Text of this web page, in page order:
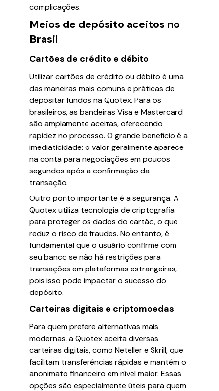
complicações.
Meios de depósito aceitos no
Brasil
Cartões de crédito e débito
Utilizar cartões de crédito ou débito é uma
das maneiras mais comuns e práticas de
depositar fundos na Quotex. Para os
brasileiros, as bandeiras Visa e Mastercard
são amplamente aceitas, oferecendo
rapidez no processo. O grande benefício é a
imediaticidade: o valor geralmente aparece
na conta para negociações em poucos
segundos após a confirmação da
transação.
Outro ponto importante é a segurança. A
Quotex utiliza tecnologia de criptografia
para proteger os dados do cartão, o que
reduz o risco de fraudes. No entanto, é
fundamental que o usuário confirme com
seu banco se não há restrições para
transações em plataformas estrangeiras,
pois isso pode impactar o sucesso do
depósito.
Carteiras digitais e criptomoedas
Para quem prefere alternativas mais
modernas, a Quotex aceita diversas
carteiras digitais, como Neteller e Skrill, que
facilitam transferências rápidas e mantêm o
anonimato financeiro em nível maior. Essas
opções são especialmente úteis para quem